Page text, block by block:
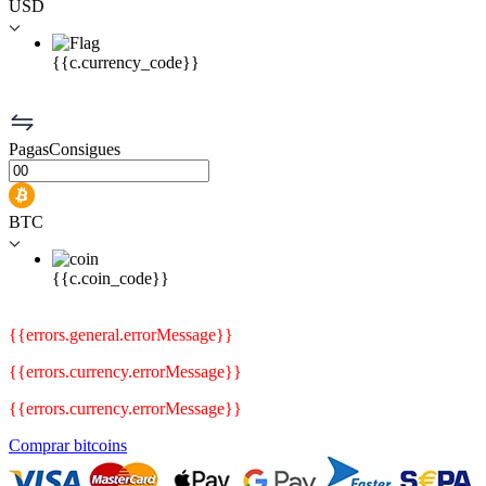
USD
{{c.currency_code}}
PagasConsigues
BTC
{{c.coin_code}}
{{errors.general.errorMessage}}
{{errors.currency.errorMessage}}
{{errors.currency.errorMessage}}
Comprar bitcoins